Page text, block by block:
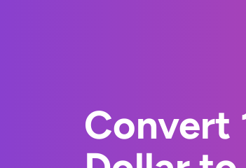
Convert